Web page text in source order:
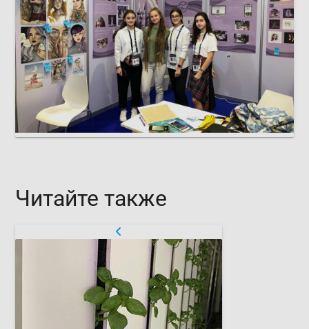
Читайте также